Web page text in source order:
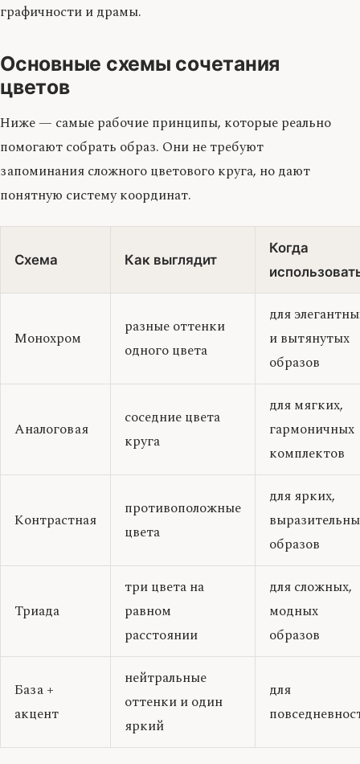
графичности и драмы.
Основные схемы сочетания
цветов
Ниже — самые рабочие принципы, которые реально
помогают собрать образ. Они не требуют
запоминания сложного цветового круга, но дают
понятную систему координат.
Схема Как выглядит
Когда
Монохром
разные оттенки
одного цвета
для
и вытянутых
образов
Аналоговая
соседние цвета
круга
для мягких,
гармоничных
комплектов
Контрастная
противоположные
цвета
для ярких,
образов
Триада
три цвета на
равном
расстоянии
для сложных,
модных
образов
База +
акцент
нейтральные
оттенки и один
яркий
для